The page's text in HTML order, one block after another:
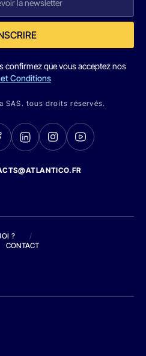
confirmez que vous acceptez nos
Conditions
SAS. tous droits réservés.
?
/
CONTACT